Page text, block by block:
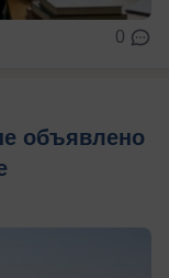
0
объявлено